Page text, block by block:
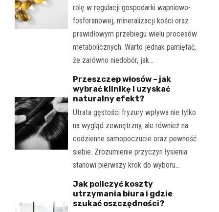
rolę w regulacji gospodarki wapniowo-
fosforanowej, mineralizacji kości oraz
prawidłowym przebiegu wielu procesów
metabolicznych. Warto jednak pamiętać,
że zarówno niedobór, jak…
Przeszczep włosów – jak
wybrać klinikę i uzyskać
naturalny efekt?
Utrata gęstości fryzury wpływa nie tylko
na wygląd zewnętrzny, ale również na
codzienne samopoczucie oraz pewność
siebie. Zrozumienie przyczyn łysienia
stanowi pierwszy krok do wyboru…
Jak policzyć koszty
utrzymania biura i gdzie
szukać oszczędności?